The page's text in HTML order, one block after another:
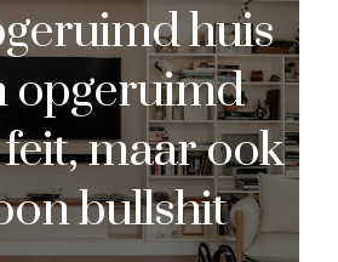
huis
opgeruimd
maar ook
bullshit